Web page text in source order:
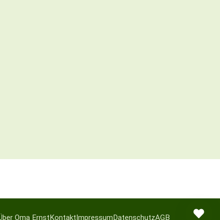
Oma ErnstKontaktImpressumDatenschutzAGB